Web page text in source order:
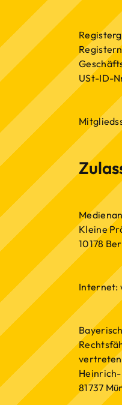
USt-ID-
Kleine
10178
Internet:
vertreten
81737